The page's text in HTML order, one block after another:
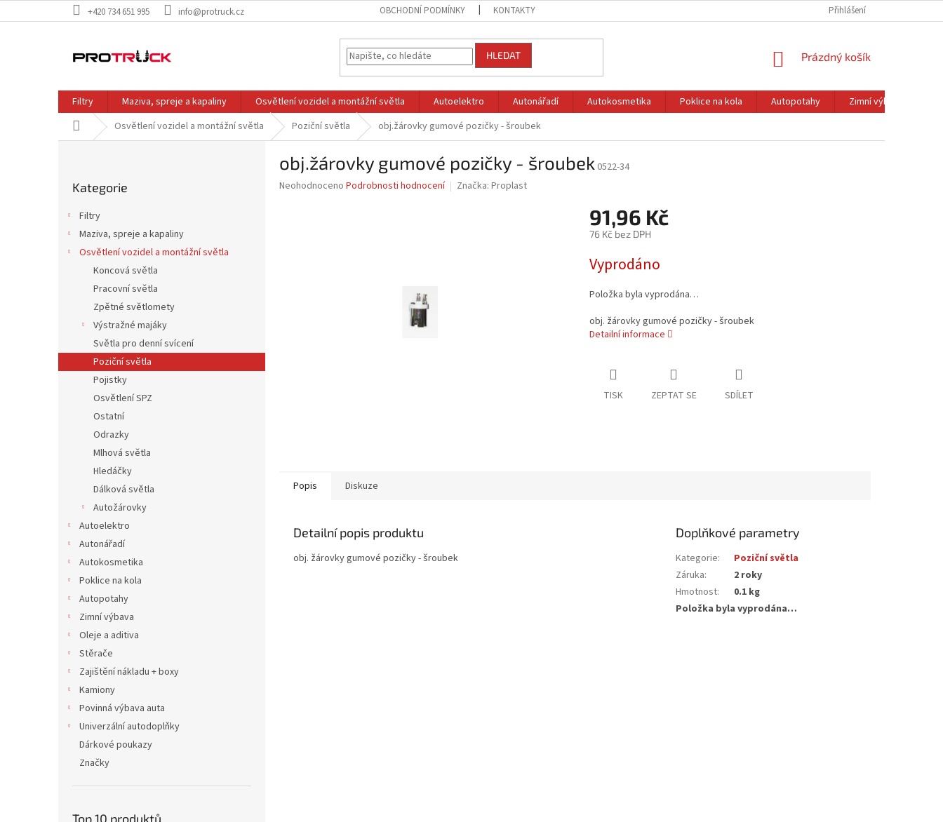
na
+420 734 651 995 info@protruck.cz OBCHODNÍ PODMÍNKY KONTAKTY Přihlášení
HLEDAT
NÁKUPNÍ
Prázdný košík
Filtry Maziva, spreje a kapaliny Osvětlení vozidel a montážní světla Autoelektro Autonářadí Autokosmetika Poklice na kola Autopotahy Zimní výbava
Domů Osvětlení vozidel a montážní světla Poziční světla obj.žárovky gumové pozičky - šroubek
l
kategorie
Kategorie
Filtry
Maziva, spreje a kapaliny
Osvětlení vozidel a montážní světla
Koncová světla
Pracovní světla
Zpětné světlomety
Výstražné majáky
Světla pro denní svícení
Poziční světla
Pojistky
Osvětlení SPZ
Ostatní
Odrazky
Mlhová světla
Hledáčky
Dálková světla
Autožárovky
Autoelektro
Autonářadí
Autokosmetika
Poklice na kola
Autopotahy
Zimní výbava
Oleje a aditiva
Stěrače
Zajištění nákladu + boxy
Kamiony
Povinná výbava auta
Univerzální autodoplňky
Dárkové poukazy
Značky
Top 10 produktů
obj.žárovky gumové pozičky - šroubek 0522-34
Průměrné
Neohodnoceno Podrobnosti hodnocení Značka: Proplast
91,96 Kč
76 Kč bez DPH
cena:
Vyprodáno
Položka byla vyprodána…
obj. žárovky gumové pozičky - šroubek
Detailní informace
TISK ZEPTAT SE SDÍLET
Popis Diskuze
Detailní popis produktu
obj. žárovky gumové pozičky - šroubek
Doplňkové parametry
Kategorie:
Poziční světla
Záruka:
2 roky
Hmotnost:
0.1 kg
Položka byla vyprodána…